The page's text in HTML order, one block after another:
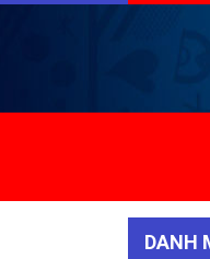
DANH